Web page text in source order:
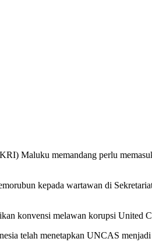
Maluku memandang perlu
kepada wartawan di
konvensi melawan korupsi
telah menetapkan UNCAS